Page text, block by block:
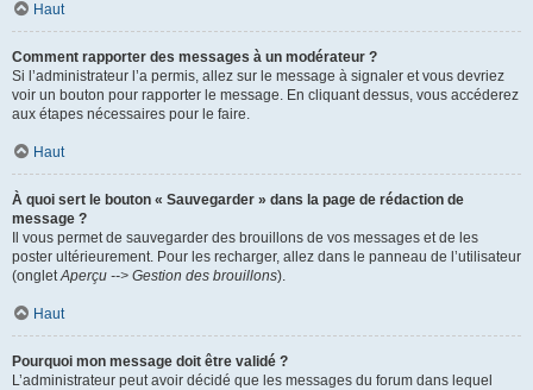
Haut
Comment rapporter des messages à un modérateur ?
Si l’administrateur l’a permis, allez sur le message à signaler et vous devriez
voir un bouton pour rapporter le message. En cliquant dessus, vous accéderez
aux étapes nécessaires pour le faire.
Haut
À quoi sert le bouton « Sauvegarder » dans la page de rédaction de
message ?
Il vous permet de sauvegarder des brouillons de vos messages et de les
poster ultérieurement. Pour les recharger, allez dans le panneau de l’utilisateur
(ongletAperçu --> Gestion des brouillons).
Haut
Pourquoi mon message doit être validé ?
L’administrateur peut avoir décidé que les messages du forum dans lequel